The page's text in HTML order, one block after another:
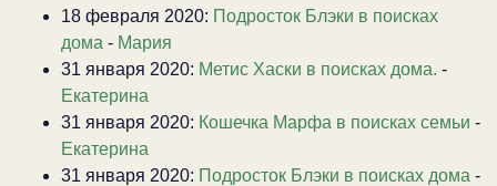
18 февраля 2020: Подросток Блэки в поисках
дома - Мария
31 января 2020: Метис Хаски в поисках дома. -
Екатерина
31 января 2020: Кошечка Марфа в поисках семьи -
Екатерина
31 января 2020: Подросток Блэки в поисках дома -